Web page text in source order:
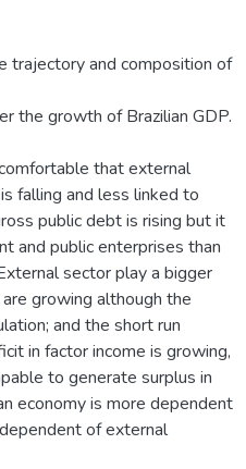
trajectory and composition of
the growth of Brazilian GDP.
that external
falling and less linked to
public debt is rising but it
and public enterprises than
sector play a bigger
growing although the
and the short run
in factor income is growing,
to generate surplus in
economy is more dependent
of external